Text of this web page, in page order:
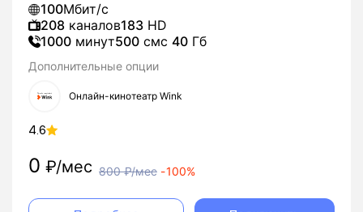
100Мбит/с
208 каналов183 HD
1000 минут500 смс 40 Гб
Дополнительные опции
Онлайн-кинотеатр Wink
4.6
0 ₽/мес 800₽/мес -100%